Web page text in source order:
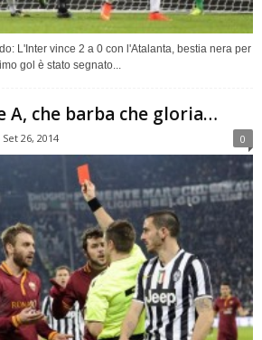
L'Inter vince 2 a 0 con l'Atalanta, bestia nera per
gol è stato segnato...
A, che barba che gloria…
Set 26, 2014 0